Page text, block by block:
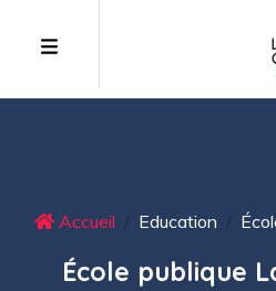
Accueil Education
École publique